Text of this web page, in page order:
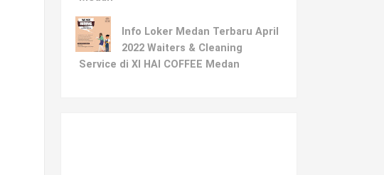
Info Loker Medan Terbaru April
2022 Waiters & Cleaning
Service di XI HAI COFFEE Medan